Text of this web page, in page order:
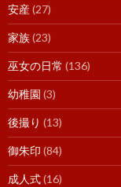
安産(27)
家族(23)
巫女の日常 (136)
幼稚園 (3)
後撮り (13)
御朱印 (84)
成人式(16)